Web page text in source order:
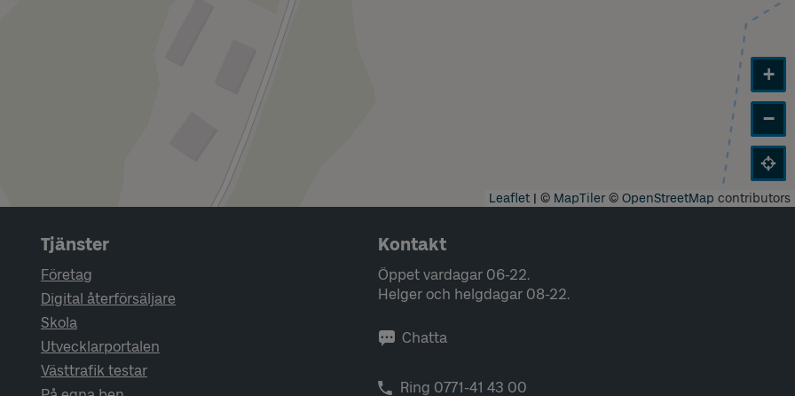
+
−
Leaflet | © MapTiler© OpenStreetMap contributors
Tjänster
Företag
Digital återförsäljare
Skola
Utvecklarportalen
Västtrafik testar
Kontakt
Öppet vardagar 06-22.
Helger och helgdagar 08-22.
Chatta
Ring 0771-41 43 00